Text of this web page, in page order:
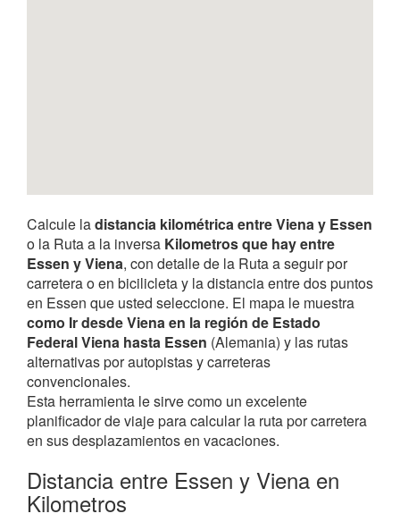
Calcule ladistancia kilométrica entre Viena y Essen
o la Ruta a la inversa Kilometros que hay entre
Essen y Viena, con detalle de la Ruta a seguir por
carretera o en bicilicleta y la distancia entre dos puntos
en Essen que usted seleccione. El mapa le muestra
como Ir desde Viena en la región de Estado
Federal Viena hasta Essen (Alemania) y las rutas
alternativas por autopistas y carreteras
convencionales.
Esta herramienta le sirve como un excelente
planificador de viaje para calcular la ruta por carretera
en sus desplazamientos en vacaciones.
Distancia entre Essen y Viena en
Kilometros